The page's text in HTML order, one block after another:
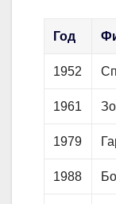
Год
1952
1961
1979
1988